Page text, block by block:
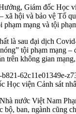
Giám đốc Học
xã hội và bảo vệ Tổ
mạng và tội
là sau đại dịch
tội phạm mạng
trên không gian
viện Cảnh sát
nước Việt Nam
bộ, ban, ngành